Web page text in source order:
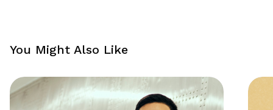
You Might Also Like